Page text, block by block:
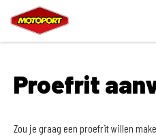
Proefrit
Zou je graag een proefrit willen